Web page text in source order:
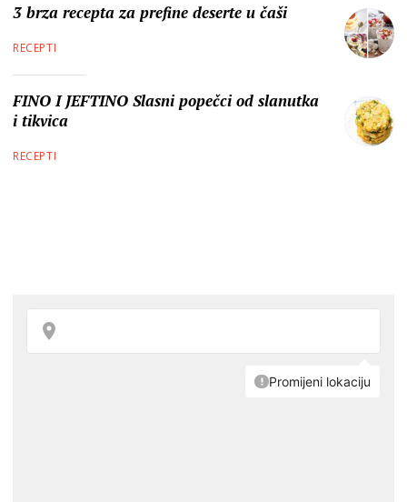
3 brza recepta za prefine deserte u čaši
RECEPTI
FINO I JEFTINO Slasni popečci od slanutka
i tikvica
RECEPTI